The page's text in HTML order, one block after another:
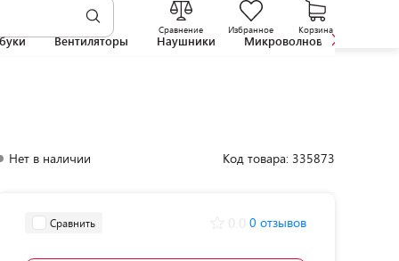
Сравнение Избранное Корзина
Вентиляторы Наушники Микроволновые печи
Нет в наличии Код товара: 335873
Сравнить 0 отзывов